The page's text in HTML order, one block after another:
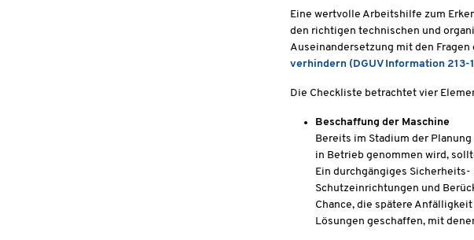
Eine wertvolle Arbeitshilfe zum
den richtigen technischen und
Auseinandersetzung mit den Fragen
verhindern (DGUV Information 213-
Die Checkliste betrachtet vier
Beschaffung der Maschine
Bereits im Stadium der
in Betrieb genommen wird,
Ein durchgängiges
Schutzeinrichtungen und
Chance, die spätere
Lösungen geschaffen, mit